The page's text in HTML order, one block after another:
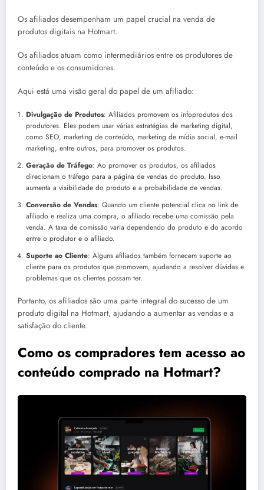
Os afiliados desempenham um papel crucial na venda de
produtos digitais na Hotmart.
Os afiliados atuam como intermediários entre os produtores de
conteúdo e os consumidores.
Aqui está uma visão geral do papel de um afiliado:
Divulgação de Produtos: Afiliados promovem os infoprodutos dos
produtores. Eles podem usar várias estratégias de marketing digital,
como SEO, marketing de conteúdo, marketing de mídia social, e-mail
marketing, entre outros, para promover os produtos.
Geração de Tráfego: Ao promover os produtos, os afiliados
direcionam o tráfego para a página de vendas do produto. Isso
aumenta a visibilidade do produto e a probabilidade de vendas.
Conversão de Vendas: Quando um cliente potencial clica no link de
afiliado e realiza uma compra, o afiliado recebe uma comissão pela
venda. A taxa de comissão varia dependendo do produto e do acordo
entre o produtor e o afiliado.
Suporte ao Cliente: Alguns afiliados também fornecem suporte ao
cliente para os produtos que promovem, ajudando a resolver dúvidas e
problemas que os clientes possam ter.
Portanto, os afiliados são uma parte integral do sucesso de um
produto digital na Hotmart, ajudando a aumentar as vendas e a
satisfação do cliente.
Como os compradores tem acesso ao
conteúdo comprado na Hotmart?